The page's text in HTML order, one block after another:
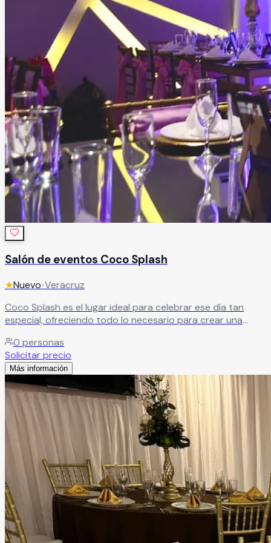
Salón de eventos Coco Splash
★Nuevo•Veracruz
Coco Splash es el lugar ideal para celebrar ese día tan
especial, ofreciendo todo lo necesario para crear una
y servicios de calidad, este salón garantiza una
celebración memorable, donde cada detalle está pensado
para que tu evento sea todo un éxito.
0 personas
Solicitar precio
Más información